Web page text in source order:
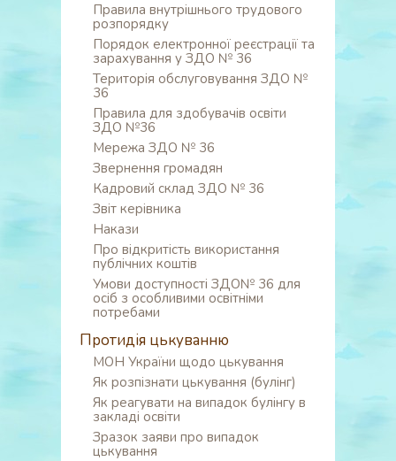
Правила внутрішнього трудового
розпорядку
Порядок електронної реєстрації та
зарахування у ЗДО № 36
Територія обслуговування ЗДО №
36
Правила для здобувачів освіти
ЗДО №36
Мережа ЗДО № 36
Звернення громадян
Кадровий склад ЗДО № 36
Звіт керівника
Накази
Про відкритість використання
публічних коштів
Умови доступності ЗДО№ 36 для
осіб з особливими освітніми
потребами
Протидія цькуванню
МОН України щодо цькування
Як розпізнати цькування (булінг)
Як реагувати на випадок булінгу в
закладі освіти
Зразок заяви про випадок
цькування